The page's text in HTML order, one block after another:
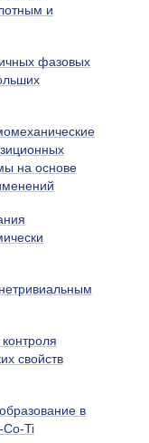
и
фазовых
на основе
свойств
в
-Co-Ti